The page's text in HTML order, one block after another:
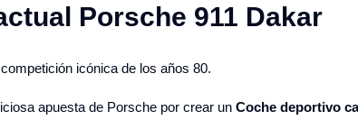
Porsche 911 Dakar
icónica de los años 80.
apuesta de Porsche por crear un Coche deportivo